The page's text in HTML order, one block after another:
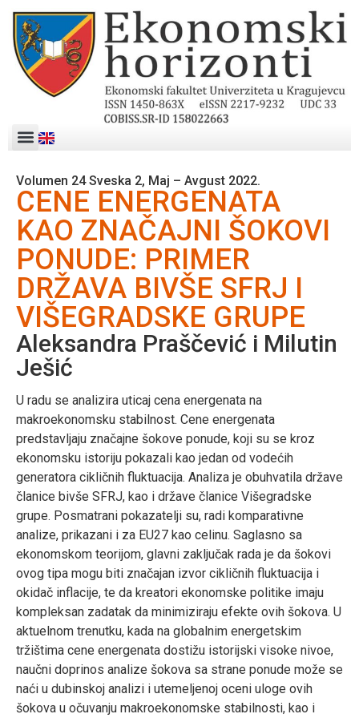
Volumen 24 Sveska 2, Maj – Avgust 2022.
CENE ENERGENATA
KAO ZNAČAJNI ŠOKOVI
PONUDE: PRIMER
DRŽAVA BIVŠE SFRJ I
VIŠEGRADSKE GRUPE
Aleksandra Praščević i Milutin
Ješić
U radu se analizira uticaj cena energenata na
makroekonomsku stabilnost. Cene energenata
predstavljaju značajne šokove ponude, koji su se kroz
ekonomsku istoriju pokazali kao jedan od vodećih
generatora cikličnih fluktuacija. Analiza je obuhvatila države
članice bivše SFRJ, kao i države članice Višegradske
grupe. Posmatrani pokazatelji su, radi komparativne
analize, prikazani i za EU27 kao celinu. Saglasno sa
ekonomskom teorijom, glavni zaključak rada je da šokovi
ovog tipa mogu biti značajan izvor cikličnih fluktuacija i
okidač inflacije, te da kreatori ekonomske politike imaju
kompleksan zadatak da minimiziraju efekte ovih šokova. U
aktuelnom trenutku, kada na globalnim energetskim
tržištima cene energenata dostižu istorijski visoke nivoe,
naučni doprinos analize šokova sa strane ponude može se
naći u dubinskoj analizi i utemeljenoj oceni uloge ovih
šokova u očuvanju makroekonomske stabilnosti, kao i